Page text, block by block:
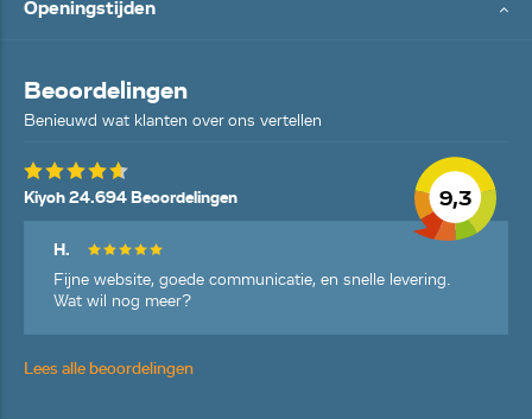
Openingstijden
Beoordelingen
Benieuwd wat klanten over ons vertellen
9,3
Kiyoh 24.694 Beoordelingen
H.
Fijne website, goede communicatie, en snelle levering.
Wat wil nog meer?
Lees alle beoordelingen